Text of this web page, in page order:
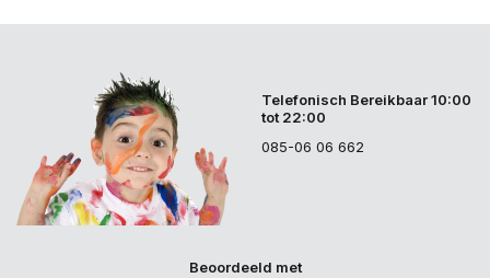
Telefonisch Bereikbaar 10:00
tot 22:00
085-06 06 662
Beoordeeld met